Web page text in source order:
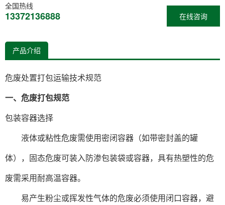
在线咨询
全国热线
13372136888
产品介绍
危废处置打包运输技术规范
一、‌危废打包规范‌
‌包装容器选择‌
液体或粘性危废需使用密闭容器（如带密封盖的罐
体），固态危废可装入防渗包装袋或容器，具有热塑性的危
废需采用耐高温容器‌。
易产生粉尘或挥发性气体的危废必须使用闭口容器，避